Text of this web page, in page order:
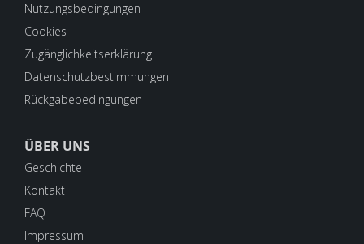
Nutzungsbedingungen
Cookies
Zugänglichkeitserklärung
Datenschutzbestimmungen
Rückgabebedingungen
ÜBER UNS
Geschichte
Kontakt
FAQ
Impressum